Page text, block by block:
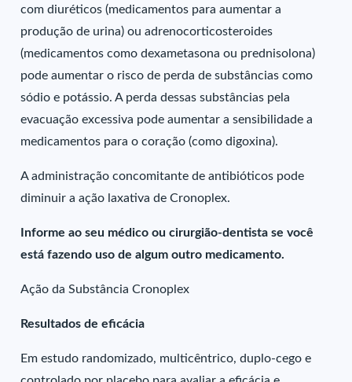
com diuréticos (medicamentos para aumentar a
produção de urina) ou adrenocorticosteroides
(medicamentos como dexametasona ou prednisolona)
pode aumentar o risco de perda de substâncias como
sódio e potássio. A perda dessas substâncias pela
evacuação excessiva pode aumentar a sensibilidade a
medicamentos para o coração (como digoxina).
A administração concomitante de antibióticos pode
diminuir a ação laxativa de Cronoplex.
Informe ao seu médico ou cirurgião-dentista se você
está fazendo uso de algum outro medicamento.
Ação da Substância Cronoplex
Resultados de eficácia
Em estudo randomizado, multicêntrico, duplo-cego e